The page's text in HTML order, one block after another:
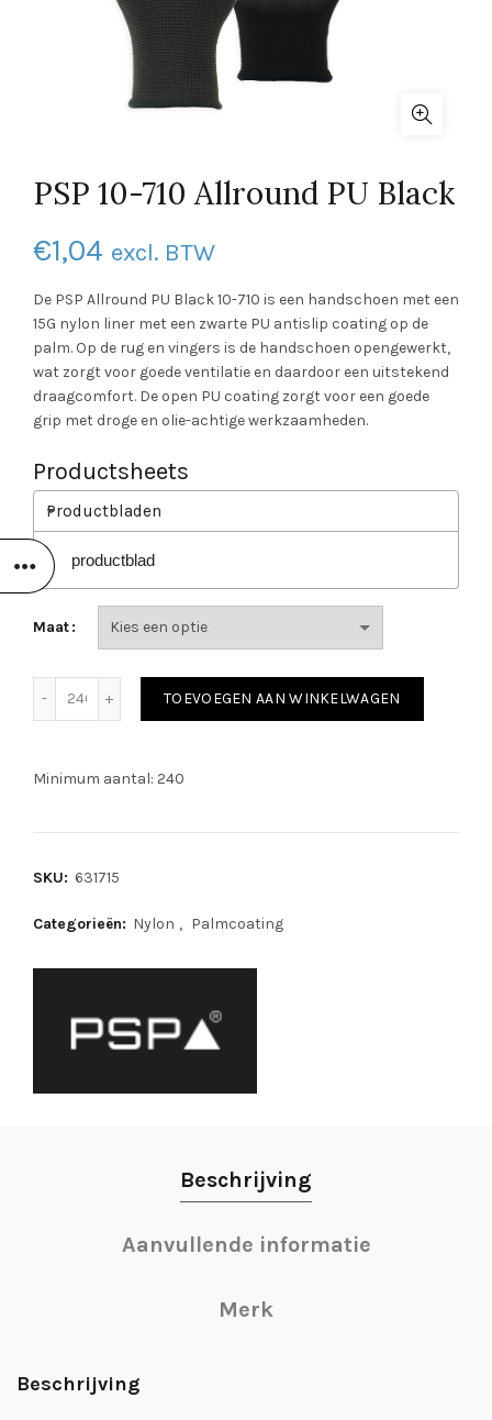
PSP 10-710 Allround PU Black
€1,04 excl. BTW
De PSP Allround PU Black 10-710 is een handschoen met een
15G nylon liner met een zwarte PU antislip coating op de
palm. Op de rug en vingers is de handschoen opengewerkt,
wat zorgt voor goede ventilatie en daardoor een uitstekend
draagcomfort. De open PU coating zorgt voor een goede
grip met droge en olie-achtige werkzaamheden.
Productsheets
Productbladen
productblad
Maat
TOEVOEGEN AAN WINKELWAGEN
Minimum aantal: 240
SKU: 631715
Categorieën: Nylon , Palmcoating
Beschrijving
Aanvullende informatie
Merk
Beschrijving